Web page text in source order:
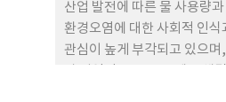
산업 발전에 따른 물 사용량
환경오염에 대한 사회적 인
관심이 높게 부각되고 있으
재이용 시스템 공급을 활성